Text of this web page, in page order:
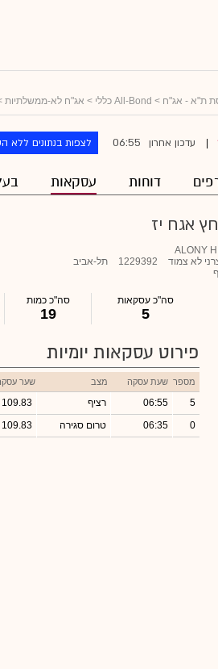
ת"א - אג"ח > All-Bond כללי > אג"ח לא-ממשלתיות
עדכון אחרון 06:55 לצפות בנתונים ללא
דוחות עסקאות
חץ אגח יז
ALONY
לא צמוד
1229392
תל-אביב
סה"כ עסקאות
5
סה"כ כמות
19
פירוט עסקאות יומיות
מספר שעת עסקה מצב שער
5
06:55 רציף 109.83
0
06:35 טרום סגירה 109.83